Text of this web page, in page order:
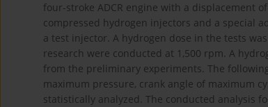
four-stroke ADCR engine with a displacement
compressed hydrogen injectors and a special
a test injector. A hydrogen dose in the tests
research were conducted at 1,500 rpm. A
from the preliminary experiments. The
maximum pressure, crank angle of maximum
statistically analyzed. The conducted analysis